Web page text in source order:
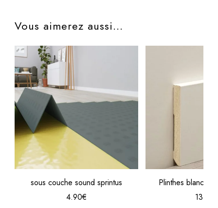
Vous aimerez aussi...
sous couche sound sprintus
4.90€
Plinthes